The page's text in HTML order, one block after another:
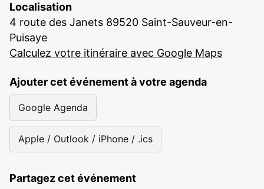
Localisation
4 route des Janets 89520 Saint-Sauveur-en-
Puisaye
Calculez votre itinéraire avec Google Maps
Ajouter cet événement à votre agenda
Google Agenda
Apple / Outlook / iPhone / .ics
Partagez cet événement